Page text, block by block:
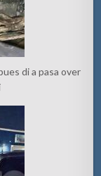
di a pasa over